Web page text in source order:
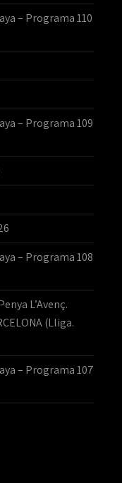
– Programa 110
– Programa 109
– Programa 108
L’Avenç.
(Lliga.
– Programa 107